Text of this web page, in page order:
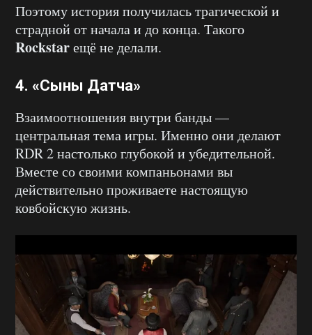
Поэтому история получилась трагической и
страдной от начала и до конца. Такого
Rockstarещё не делали.
4. «Сыны Датча»
Взаимоотношения внутри банды —
центральная тема игры. Именно они делают
RDR 2 настолько глубокой и убедительной.
Вместе со своими компаньонами вы
действительно проживаете настоящую
ковбойскую жизнь.